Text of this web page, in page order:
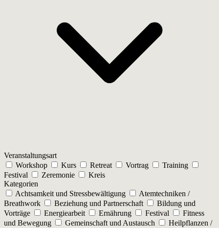
Veranstaltungsart
Workshop
Kurs Retreat Vortrag
Training
Festival
Zeremonie
Kreis
Kategorien
Achtsamkeit und Stressbewältigung
Atemtechniken /
Breathwork
Beziehung und Partnerschaft
Bildung und
Vorträge
Energiearbeit Ernährung Festival
Fitness
und Bewegung
Gemeinschaft und Austausch
Heilpflanzen /